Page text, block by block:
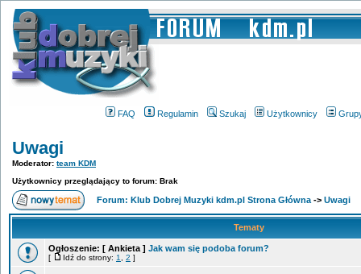
FAQ Regulamin Szukaj Użytkownicy
Uwagi
Moderator: team KDM
Użytkownicy przeglądający to forum: Brak
Forum: Klub Dobrej Muzyki kdm.pl Strona Główna -> Uwagi
Tematy
Ogłoszenie: [ Ankieta ] Jak wam się podoba forum?
[ Idź do strony: 1 2 ]